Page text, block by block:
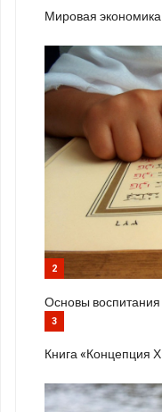
Мировая
2
Основы воспитания
3
Книга «Концепция